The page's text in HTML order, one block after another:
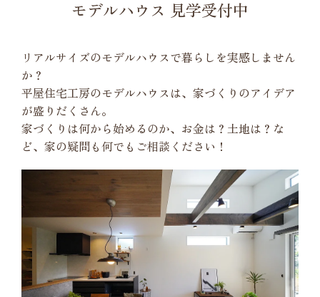
モデルハウス 見学受付中
リアルサイズのモデルハウスで暮らしを実感しません
か？
平屋住宅工房のモデルハウスは、家づくりのアイデア
が盛りだくさん。
家づくりは何から始めるのか、お金は？土地は？な
ど、家の疑問も何でもご相談ください！